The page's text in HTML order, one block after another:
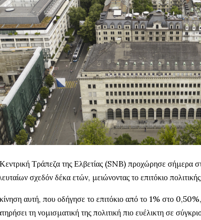
Τράπεζα της Ελβετίας (SNB) προχώρησε σήμερα
σχεδόν δέκα ετών, μειώνοντας το επιτόκιο
αυτή, που οδήγησε το επιτόκιο από το 1% στο
τη νομισματική της πολιτική πιο ευέλικτη σε